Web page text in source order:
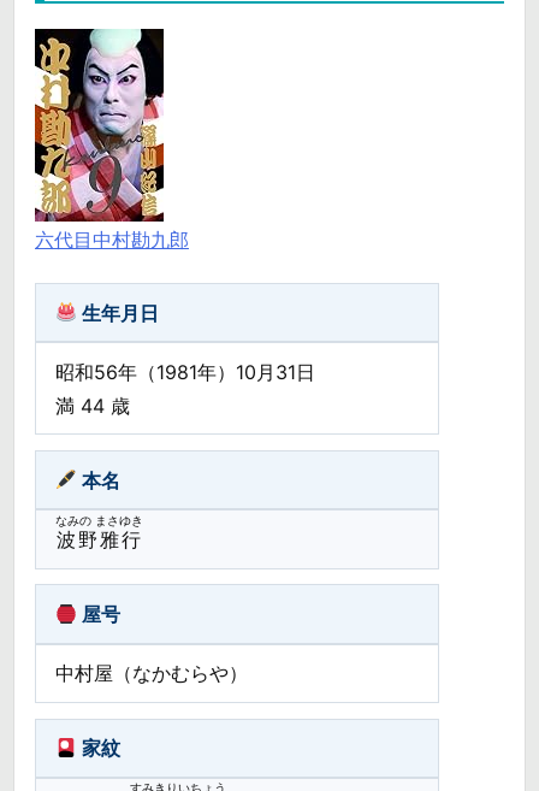
六代目中村勘九郎
生年月日
昭和56年（1981年）10月31日
満 44 歳
本名
波野雅行
なみの まさゆき
屋号
中村屋（なかむらや）
家紋